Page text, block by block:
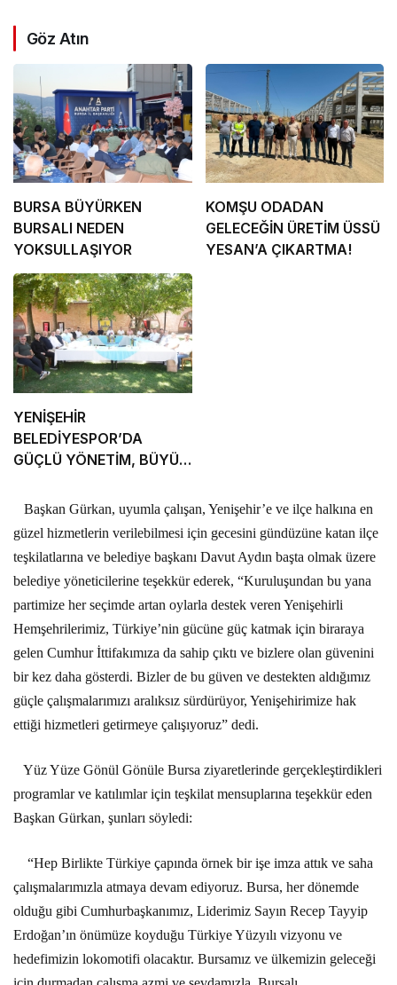
Göz Atın
BURSA BÜYÜRKEN
BURSALI NEDEN
YOKSULLAŞIYOR
KOMŞU ODADAN
GELECEĞİN ÜRETİM ÜSSÜ
YESAN’A ÇIKARTMA!
YENİŞEHİR
BELEDİYESPOR’DA
GÜÇLÜ YÖNETİM, BÜYÜK
Başkan Gürkan, uyumla çalışan, Yenişehir’e ve ilçe halkına en
güzel hizmetlerin verilebilmesi için gecesini gündüzüne katan ilçe
teşkilatlarına ve belediye başkanı Davut Aydın başta olmak üzere
belediye yöneticilerine teşekkür ederek, “Kuruluşundan bu yana
partimize her seçimde artan oylarla destek veren Yenişehirli
Hemşehrilerimiz, Türkiye’nin gücüne güç katmak için biraraya
gelen Cumhur İttifakımıza da sahip çıktı ve bizlere olan güvenini
bir kez daha gösterdi. Bizler de bu güven ve destekten aldığımız
güçle çalışmalarımızı aralıksız sürdürüyor, Yenişehirimize hak
ettiği hizmetleri getirmeye çalışıyoruz” dedi.
Yüz Yüze Gönül Gönüle Bursa ziyaretlerinde gerçekleştirdikleri
programlar ve katılımlar için teşkilat mensuplarına teşekkür eden
Başkan Gürkan, şunları söyledi:
“Hep Birlikte Türkiye çapında örnek bir işe imza attık ve saha
çalışmalarımızla atmaya devam ediyoruz. Bursa, her dönemde
olduğu gibi Cumhurbaşkanımız, Liderimiz Sayın Recep Tayyip
Erdoğan’ın önümüze koyduğu Türkiye Yüzyılı vizyonu ve
hedefimizin lokomotifi olacaktır. Bursamız ve ülkemizin geleceği